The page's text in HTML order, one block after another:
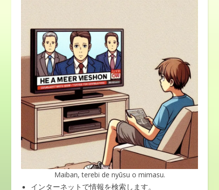
Maiban, terebi de nyūsu o mimasu.
インターネットで情報を検索します。